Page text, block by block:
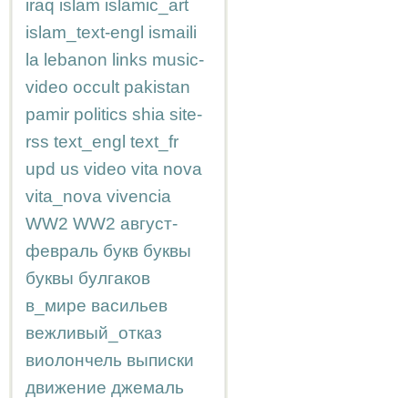
iraq islam islamic_art
islam_text-engl ismaili
la lebanon links music-
video occult pakistan
pamir politics shia site-
rss text_engl text_fr
upd us video vita nova
vita_nova vivencia
WW2 WW2 август-
февраль букв буквы
буквы булгаков
в_мире васильев
вежливый_отказ
виолончель выписки
движение джемаль